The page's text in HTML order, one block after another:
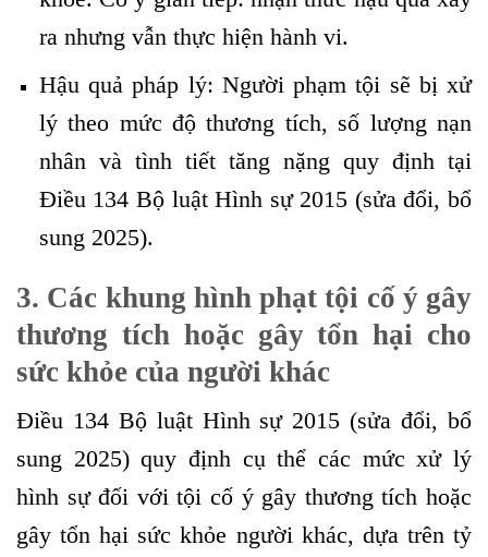
ra nhưng vẫn thực hiện hành vi.
Hậu quả pháp lý: Người phạm tội sẽ bị xử
lý theo mức độ thương tích, số lượng nạn
nhân và tình tiết tăng nặng quy định tại
Điều 134 Bộ luật Hình sự 2015 (sửa đổi, bổ
sung 2025).
3. Các khung hình phạt tội cố ý gây
thương tích hoặc gây tổn hại cho
sức khỏe của người khác
Điều 134 Bộ luật Hình sự 2015 (sửa đổi, bổ
sung 2025) quy định cụ thể các mức xử lý
hình sự đối với tội cố ý gây thương tích hoặc
gây tổn hại sức khỏe người khác, dựa trên tỷ